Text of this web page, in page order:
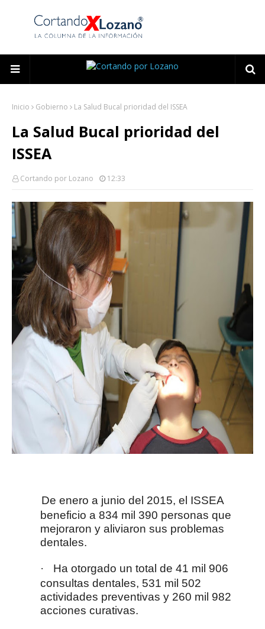
Inicio Gobierno La Salud Bucal prioridad del ISSEA
La Salud Bucal prioridad del
ISSEA
Cortando por Lozano 12:33
De enero a junio del 2015, el ISSEA
beneficio a 834 mil 390 personas que
mejoraron y aliviaron sus problemas
dentales.
·
Ha otorgado un total de 41 mil 906
consultas dentales, 531 mil 502
actividades preventivas y 260 mil 982
acciones curativas.